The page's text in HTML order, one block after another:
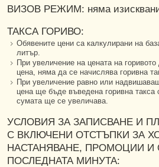
ВИЗОВ РЕЖИМ: няма
ТАКСА ГОРИВО:
Обявените цени са калкулирани на
литър.
При увеличение на цената на
цена, няма да се начислява горивна
При увеличение равно или
цена ще бъде въведена горивна такса
сумата ще се увеличава.
УСЛОВИЯ ЗА ЗАПИСВАНЕ И
С ВКЛЮЧЕНИ ОТСТЪПКИ ЗА
НАСТАНЯВАНЕ, ПРОМОЦИИ И
ПОСЛЕДНАТА МИНУТА: